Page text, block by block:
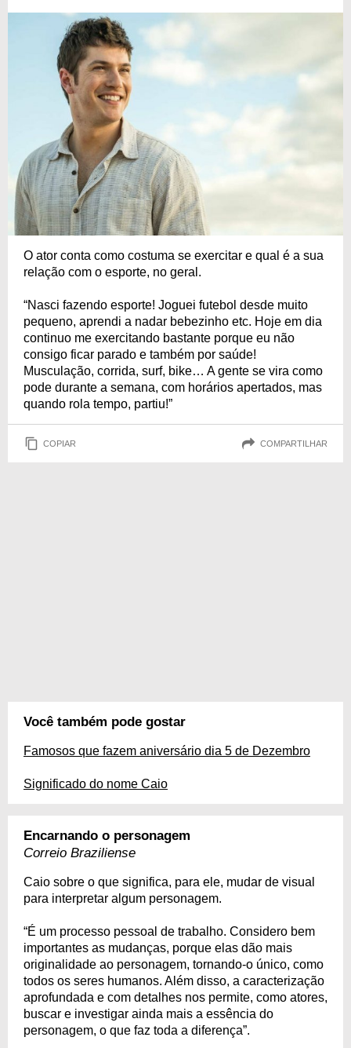
O ator conta como costuma se exercitar e qual é a sua
relação com o esporte, no geral.
“Nasci fazendo esporte! Joguei futebol desde muito
pequeno, aprendi a nadar bebezinho etc. Hoje em dia
continuo me exercitando bastante porque eu não
consigo ficar parado e também por saúde!
Musculação, corrida, surf, bike… A gente se vira como
pode durante a semana, com horários apertados, mas
quando rola tempo, partiu!”
COPIAR COMPARTILHAR
Você também pode gostar
Famosos que fazem aniversário dia 5 de Dezembro
Significado do nome Caio
Encarnando o personagem
Correio Braziliense
Caio sobre o que significa, para ele, mudar de visual
para interpretar algum personagem.
“É um processo pessoal de trabalho. Considero bem
importantes as mudanças, porque elas dão mais
originalidade ao personagem, tornando-o único, como
todos os seres humanos. Além disso, a caracterização
aprofundada e com detalhes nos permite, como atores,
buscar e investigar ainda mais a essência do
personagem, o que faz toda a diferença”.